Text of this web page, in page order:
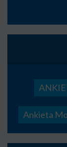
Ankieta